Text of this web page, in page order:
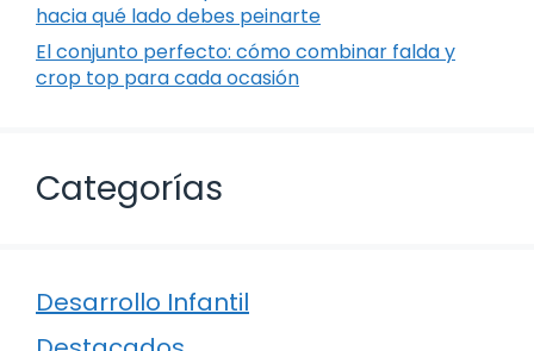
hacia qué lado debes peinarte
El conjunto perfecto: cómo combinar falda y
crop top para cada ocasión
Categorías
Desarrollo Infantil